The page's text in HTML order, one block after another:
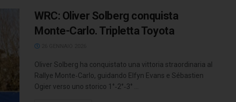
WRC: Oliver Solberg conquista
Monte-Carlo. Tripletta Toyota
Oliver Solberg ha conquistato una vittoria straordinaria al
Rallye Monte‑Carlo, guidando Elfyn Evans e Sébastien
Ogier verso uno storico 1°‑2°‑3° ...